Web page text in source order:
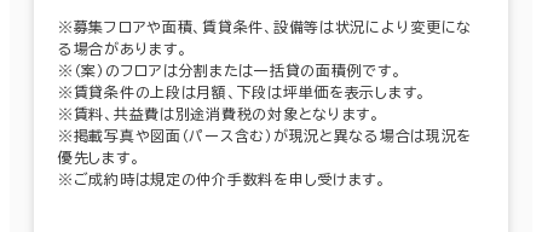
※募集フロアや面積、賃貸条件、設備等は状況により変更にな
る場合があります。
※（案）のフロアは分割または一括貸の面積例です。
※賃貸条件の上段は月額、下段は坪単価を表示します。
※賃料、共益費は別途消費税の対象となります。
※掲載写真や図面（パース含む）が現況と異なる場合は現況を
優先します。
※ご成約時は規定の仲介手数料を申し受けます。